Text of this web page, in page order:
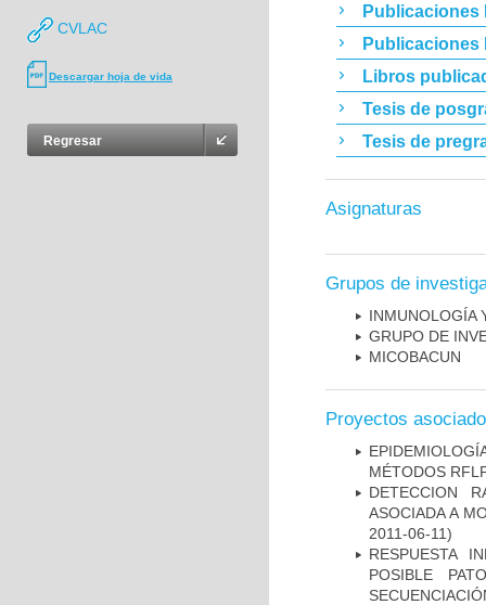
CVLAC
Descargar hoja de vida
Regresar
Publicaciones
Publicaciones
Libros
Tesis de
Tesis de
Asignaturas
Grupos de
INMUNOLOGÍA
GRUPO DE
MICOBAC­UN
Proyectos
MÉTODOS
DETECCION
ASOCIADA A
2011-06-11)
RESPUESTA
POSIBLE